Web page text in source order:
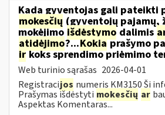
Kada gyventojas gali pateikti
mokesčių (gyventojų pajamų,
mokėjimo išdėstymo dalimis
atidėjimo?...Kokiaprašymo
irkoks sprendimo priėmimo
Web turinio sąrašas 2026-04-01
Registracijos numeris KM3150 Ši
Prašymas išdėstyti mokesčių ar
Aspektas Komentaras...